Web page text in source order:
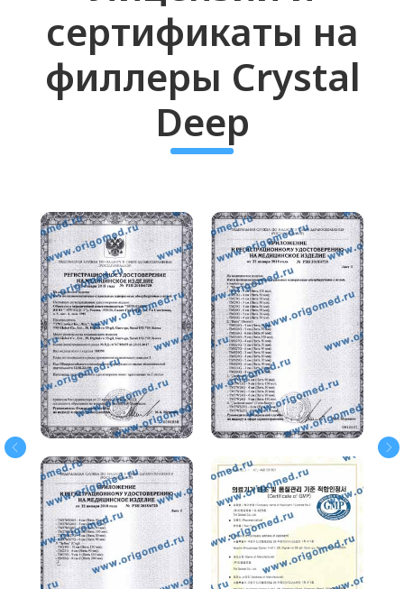
работе и естественный результат.
Филлер crystal deep отзывы
подтверждают, что он обеспечивает
стойкий эффект и удобство введения.
Закажите кристал дип филлер уже
сегодня и получите премиальный
СВЯЖИТЕСЬ С НАМИ
И ЗАДАЙТЕ ЛЮБОЙ
ВОПРОС
Мы стараемся быть на связи 24/7
и с радостью отвечаем на ваши
вопросы
+7